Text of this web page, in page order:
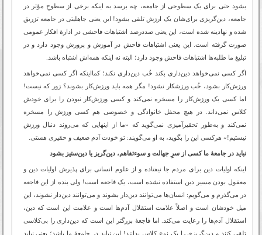
بشود حتی برای یک سطوحی از جامعه، چه برسد به اینکه برخی از سطوحِ مؤثر در
جامعه، دین‌گریزی برای‌شان یک ارزش تلقی بشود! این یعنی جاهلیتی در جامعه تزریق
شده و نهادینه شده است، این یعنی صددرصد اشتباهات فاحشی در ادارۀ افکار عمومی
صورت گرفته است. این یعنی اشتباهات فاحش در آموزش و پرورش وجود دارد و در
تبلیغ ما طلبه‌ها اشتباهات فاحش وجود دارد؛ البته نه اینکه همه‌اش اشتباه باشد.
اگر کسی نمی‌خواهد دین‌داری بکند خُب دین‌داری نکند؛ کمااینکه اگر کسی نمی‌خواهد
ورزش‌کار بشود، خُب ورزشکار نشود! مگر همه باید ورزش‌کار بشوند؟ زور که نیست!
اما کسی یک ورزش‌کار را مسخره نمی‌کند و کسی ورزش‌کار نبودن را برای خودش
کلاس نمی‌داند. در هیچ محفل خانوادگی و خصوصی هم کسی ورزش را مسخره
نمی‌کند و به‌طور تحقیرآمیزی نمی‌گوید که «ما از اینهایی که می‌روند دنبال ورزش
نیستیم!» هرکسی این را بگوید، به او می‌گویند: تو خودت آدم ضعیف و حقیری هستی.
نباید در جامعۀ ما کسی از سرِ جهالت و سوءتفاهم، دین‌گریز یا دین‌ستیز بشود
اینکه اولیات دین برای مردم جا نیفتاده و از علوم انسانی برای پذیرش اولیات دین و
معقول بودن مسیر دین استفاده نشده است، یک فاجعه است! ولی بنده از این فاجعه
در می‌گذرم و می‌گویم: انسان‌ها می‌توانند دین‌دار بشوند و می‌توانند دین‌دار نشوند، این
میل خودشان است و اصلاً علامت استقلال آدم‌ها است و علامت این است که دین،
استقلال آدم‌ها را رعایت می‌کند. اما فاجعۀ بزرگتر این است که دین‌داری را بی‌کلاسی
تلقی کنند و دین‌گریزی را یک نوع کلاس بدانند! این نباید در جامعۀ ما باشد؛ یعنی نباید